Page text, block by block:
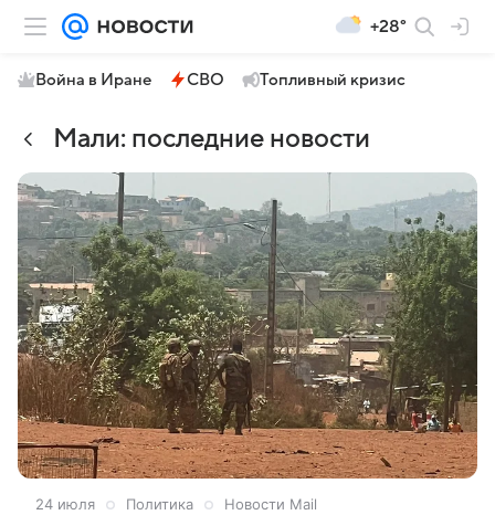
+28°
Война в Иране СВО Топливный кризис
Мали: последние новости
24 июля Политика Новости Mail